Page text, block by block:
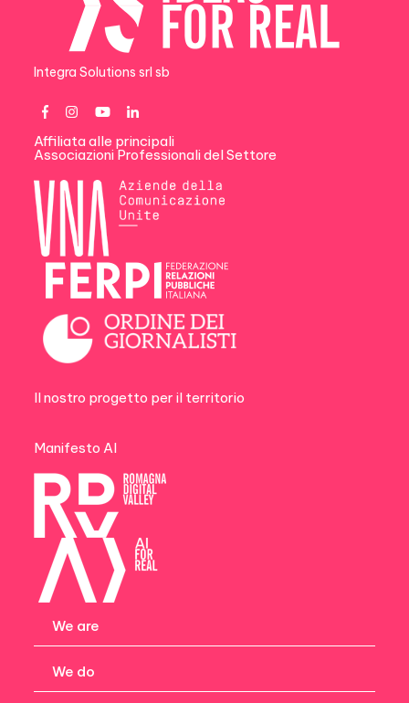
Integra Solutions srl sb
Affiliata alle principali
Associazioni Professionali del Settore
Il nostro progetto per il territorio
Manifesto AI
We are
We do